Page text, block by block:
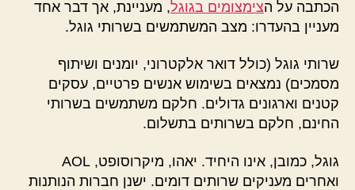
הכתבה על הצימצומים בגוגל, מעניינת, אך דבר אחד
מעניין בהעדרו: מצב המשתמשים בשרותי גוגל.
שרותי גוגל (כולל דואר אלקטרוני, יומנים ושיתוף
מסמכים) נמצאים בשימוש אנשים פרטיים, עסקים
קטנים וארגונים גדולים. חלקם משתמשים בשרותי
החינם, חלקם בשרותים בתשלום.
גוגל, כמובן, אינו היחיד. יאהו, מיקרוסופט, AOL
ואחרים מעניקים שרותים דומים. ישנן חברות הנותנות